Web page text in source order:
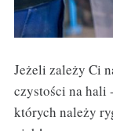
Jeżeli zależy Ci
czystości na hali
których należy